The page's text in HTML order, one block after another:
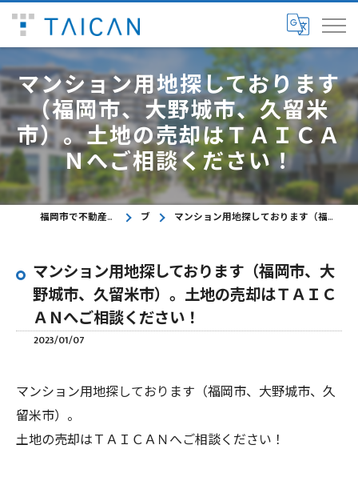
マンション用地探しております
（福岡市、大野城市、久留米
市）。土地の売却はＴＡＩＣＡ
Ｎへご相談ください！
福岡市で不動産に関するご相談ならTAICAN株式会社 ブログ マンション用地探しております（福岡市、大野城市、久留米市）。土地の売却はＴＡＩＣＡＮへご相談ください！
マンション用地探しております（福岡市、大
野城市、久留米市）。土地の売却はＴＡＩＣ
ＡＮへご相談ください！
2023/01/07
マンション用地探しております（福岡市、大野城市、久
留米市）。
土地の売却はＴＡＩＣＡＮへご相談ください！